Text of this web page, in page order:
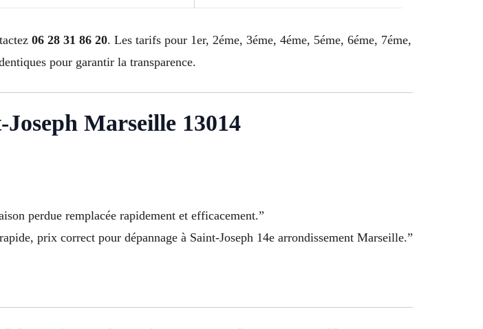
06 28 31 86 20. Les tarifs pour 1er, 2éme, 3éme, 4éme, 5éme, 6éme, 7éme,
pour garantir la transparence.
Marseille 13014
perdue remplacée rapidement et efficacement.”
prix correct pour dépannage à Saint-Joseph 14e arrondissement Marseille.”